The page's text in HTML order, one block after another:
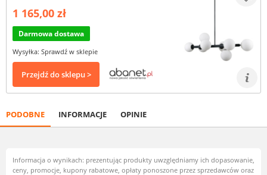
1 165,00 zł
Darmowa dostawa
Wysyłka: Sprawdź w sklepie
Przejdź do sklepu >
PODOBNE INFORMACJE OPINIE
Informacja o wynikach: prezentując produkty uwzględniamy ich dopasowanie,
ceny, promocje, kupony rabatowe, opłaty ponoszone przez sprzedawców oraz